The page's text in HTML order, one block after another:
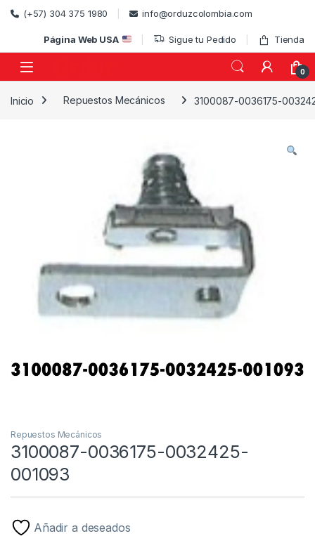
Skip to navigation
Skip to content
(+57) 304 375 1980 info@orduzcolombia.com
Página Web USA Sigue tu Pedido Tienda
0
Inicio Repuestos Mecánicos 3100087-0036175-
Repuestos Mecánicos
3100087-0036175-0032425-
001093
Añadir a deseados